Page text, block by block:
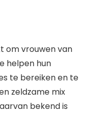
om vrouwen van
helpen hun
te bereiken en te
zeldzame mix
bekend is